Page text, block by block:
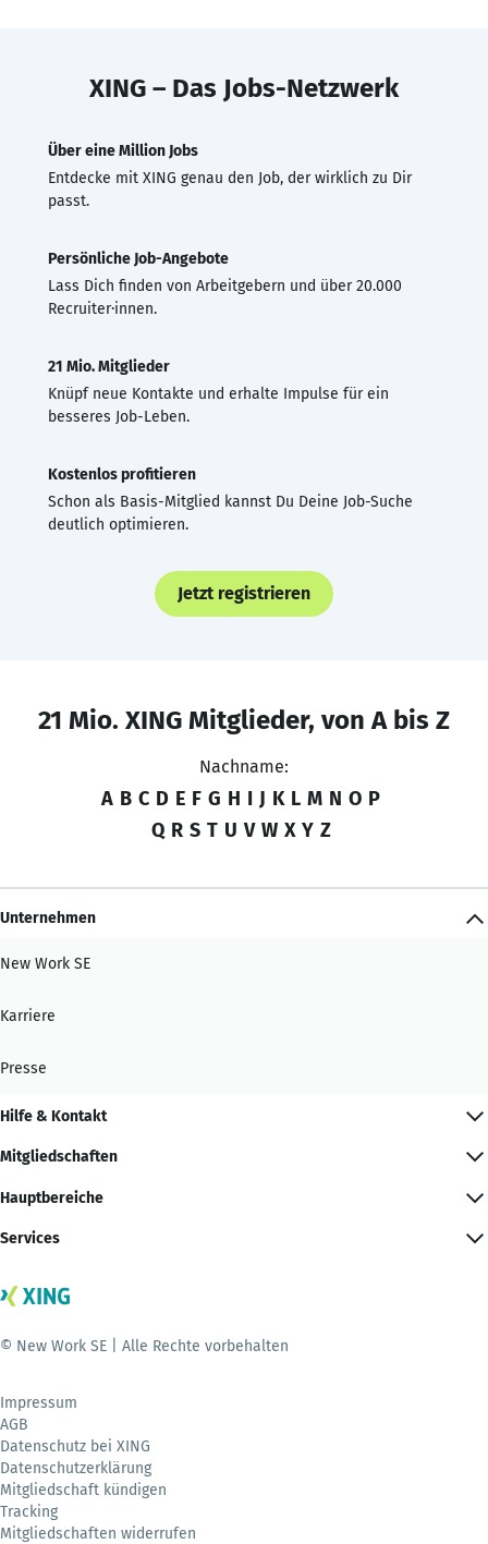
XING – Das Jobs-Netzwerk
Über eine Million Jobs
Entdecke mit XING genau den Job, der wirklich zu Dir
passt.
Persönliche Job-Angebote
Lass Dich finden von Arbeitgebern und über 20.000
Recruiter·innen.
21 Mio. Mitglieder
Knüpf neue Kontakte und erhalte Impulse für ein
besseres Job-Leben.
Kostenlos profitieren
Schon als Basis-Mitglied kannst Du Deine Job-Suche
deutlich optimieren.
Jetzt registrieren
21 Mio. XING Mitglieder, von A bis Z
Nachname:
A B C D E F G H I J K L M N O P
Q R S T U V W X Y Z
Unternehmen
New Work SE
Karriere
Presse
Hilfe & Kontakt
Mitgliedschaften
Hauptbereiche
Services
© New Work SE | Alle Rechte vorbehalten
Impressum
AGB
Datenschutz bei XING
Datenschutzerklärung
Mitgliedschaft kündigen
Tracking
Mitgliedschaften widerrufen